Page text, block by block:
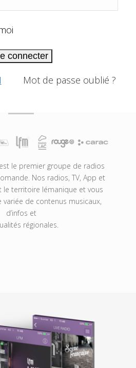
connecter
Mot de passe oublié ?
le premier groupe de radios
Nos radios, TV, App et
le territoire lémanique et vous
de contenus musicaux,
d’infos et
régionales.